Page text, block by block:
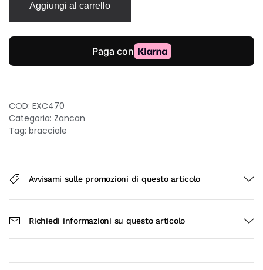
argento
925
con
nere
Aggiungi al carrello
COD: EXC470
Categoria: Zancan
Tag: bracciale
Avvisami sulle promozioni di questo articolo
Richiedi informazioni su questo articolo